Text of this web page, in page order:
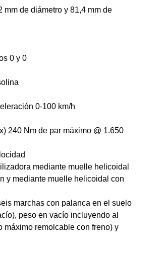
mm de diámetro y 81,4 mm de
0 y 0
0-100 km/h
240 Nm de par máximo @ 1.650
mediante muelle helicoidal
y mediante muelle helicoidal con
marchas con palanca en el suelo
peso en vacío incluyendo al
máximo remolcable con freno) y